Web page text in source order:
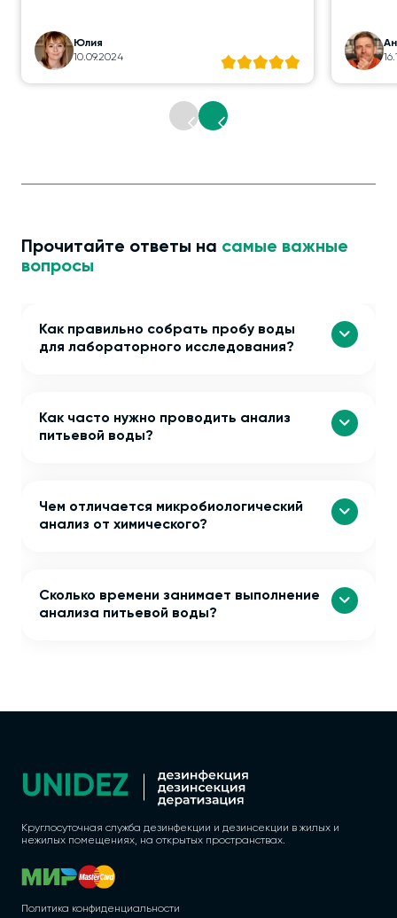
Юлия
10.09.2024
Прочитайте ответы на самые важные
вопросы
Как правильно собрать пробу воды
для лабораторного исследования?
Как часто нужно проводить анализ
питьевой воды?
Чем отличается микробиологический
анализ от химического?
Сколько времени занимает выполнение
анализа питьевой воды?
Круглосуточная служба дезинфекции и дезинсекции в жилых и
нежилых помещениях, на открытых пространствах.
Политика конфиденциальности